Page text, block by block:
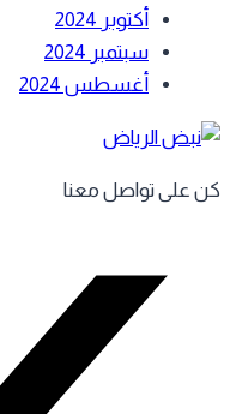
أكتوبر 2024
سبتمبر 2024
أغسطس 2024
على تواصل معنا